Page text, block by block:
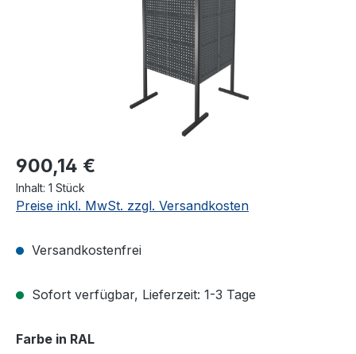
900,14 €
Inhalt: 1 Stück
Preise inkl. MwSt. zzgl. Versandkosten
Versandkostenfrei
Sofort verfügbar, Lieferzeit: 1-3 Tage
Farbe in RALauswählen